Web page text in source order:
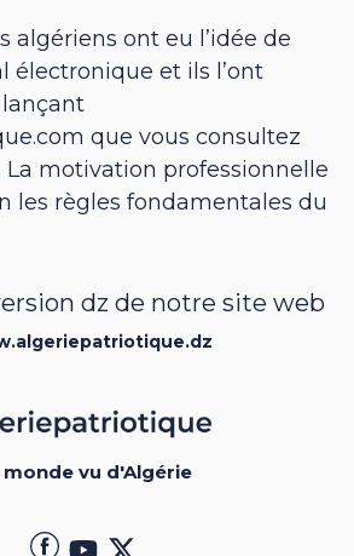
algériens ont eu l’idée de
électronique et ils l’ont
que vous consultez
motivation professionnelle
les règles fondamentales du
dz de notre site web
monde vu d'Algérie